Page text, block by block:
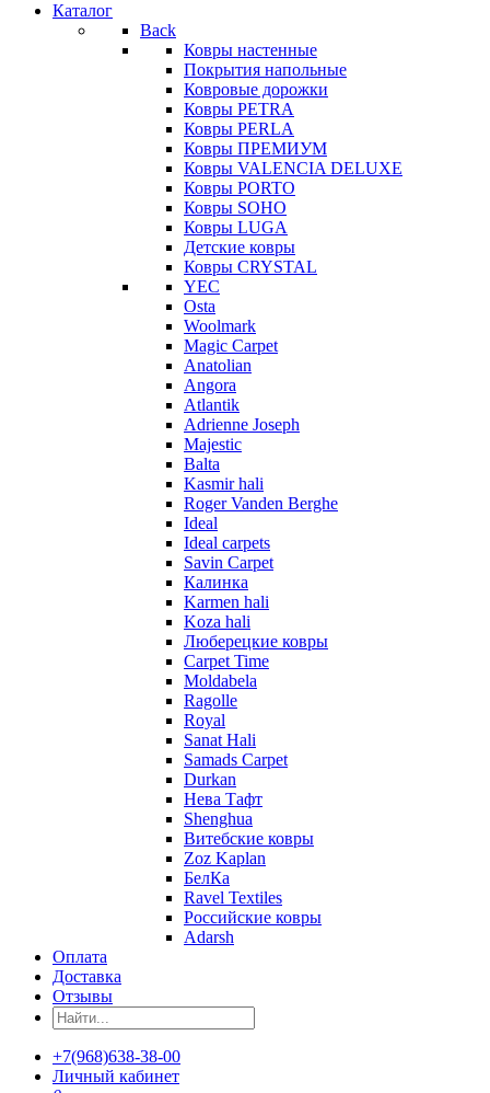
Каталог
Back
Ковры настенные
Покрытия напольные
Ковровые дорожки
Ковры PETRA
Ковры PERLA
Ковры ПРЕМИУМ
Ковры VALENCIA DELUXE
Ковры PORTO
Ковры SOHO
Ковры LUGA
Детские ковры
Ковры CRYSTAL
YEC
Osta
Woolmark
Magic Carpet
Anatolian
Angora
Atlantik
Adrienne Joseph
Majestic
Balta
Kasmir hali
Roger Vanden Berghe
Ideal
Ideal carpets
Savin Carpet
Калинка
Karmen hali
Koza hali
Люберецкие ковры
Carpet Time
Moldabela
Ragolle
Royal
Sanat Hali
Samads Carpet
Durkan
Нева Тафт
Shenghua
Витебские ковры
Zoz Kaplan
БелКа
Ravel Textiles
Российские ковры
Adarsh
Оплата
Доставка
Отзывы
+7(968)638-38-00
Личный кабинет